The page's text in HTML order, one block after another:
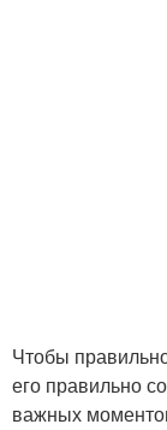
Чтобы
его правильно
важных